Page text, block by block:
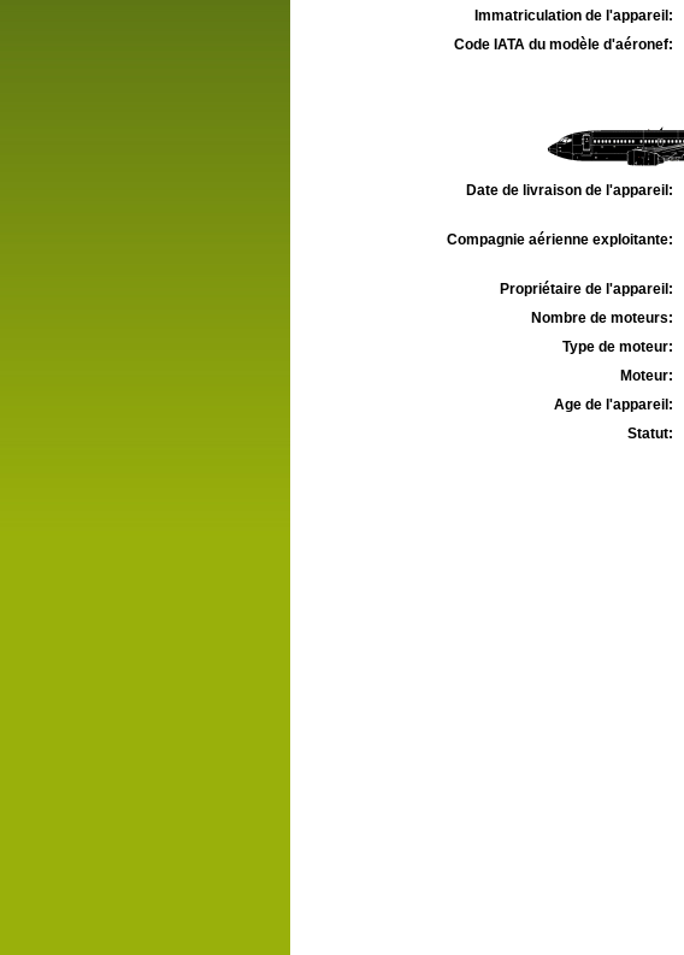
Immatriculation de l'appareil:
Code IATA du modèle d'aéronef:
Date de livraison de l'appareil:
Compagnie aérienne exploitante:
Propriétaire de l'appareil:
Nombre de moteurs:
Type de moteur:
Moteur:
Age de l'appareil:
Statut: